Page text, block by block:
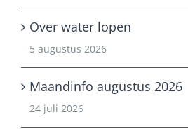
Over water lopen
5 augustus 2026
Maandinfo augustus 2026
24 juli 2026